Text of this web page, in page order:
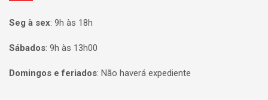
Seg à sex: 9h às 18h
Sábados: 9h às 13h00
Domingos e feriados: Não haverá expediente